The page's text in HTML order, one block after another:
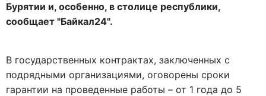
Бурятии и, особенно, в столице республики,
сообщает "Байкал24".
В государственных контрактах, заключенных с
подрядными организациями, оговорены сроки
гарантии на проведенные работы – от 1 года до 5